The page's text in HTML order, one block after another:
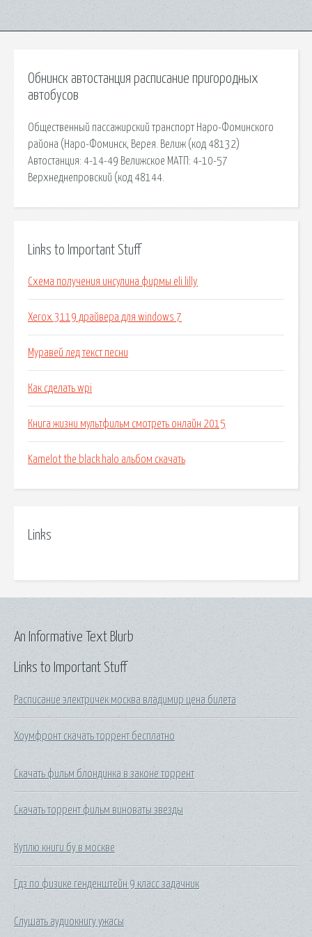
Обнинск автостанция расписание пригородных
автобусов
Общественный пассажирский транспорт Наро-Фоминского
района (Наро-Фоминск, Верея. Велиж (код 48132)
Автостанция: 4-14-49 Велижское МАТП: 4-10-57
Верхнеднепровский (код 48144.
Links to Important Stuff
Схема получения инсулина фирмы eli lilly
Xerox 3119 драйвера для windows 7
Муравей лед текст песни
Как сделать wpi
Книга жизни мультфильм смотреть онлайн 2015
Kamelot the black halo альбом скачать
Links
Links to Important Stuff
Расписание электричек москва владимир цена билета
Хоумфронт скачать торрент бесплатно
Скачать фильм блондинка в законе торрент
Скачать торрент фильм виноваты звезды
Куплю книги бу в москве
Гдз по физике генденштейн 9 класс задачник
Слушать аудиокнигу ужасы
An Informative Text Blurb